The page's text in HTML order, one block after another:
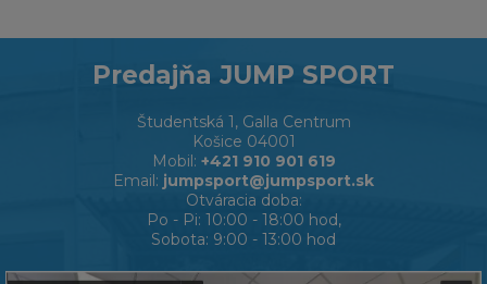
Predajňa JUMP SPORT
Študentská 1, Galla Centrum
Košice 04001
Mobil: +421 910 901 619
Email: jumpsport@jumpsport.sk
Otváracia doba:
Po - Pi: 10:00 - 18:00 hod,
Sobota: 9:00 - 13:00 hod